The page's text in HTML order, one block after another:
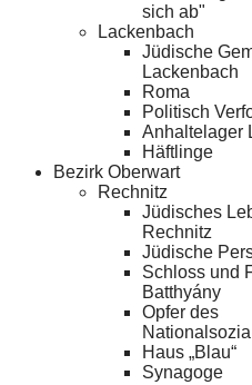
sich ab"
Lackenbach
Jüdische
Lackenbach
Roma
Politisch
Anhaltelager
Häftlinge
Bezirk Oberwart
Rechnitz
Jüdisches
Rechnitz
Jüdische
Schloss und
Batthyány
Opfer des
Haus „Blau“
Synagoge